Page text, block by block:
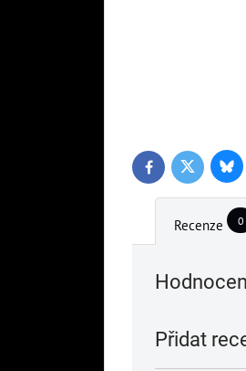
FacebookTwitter
Recenze 0
Přidat